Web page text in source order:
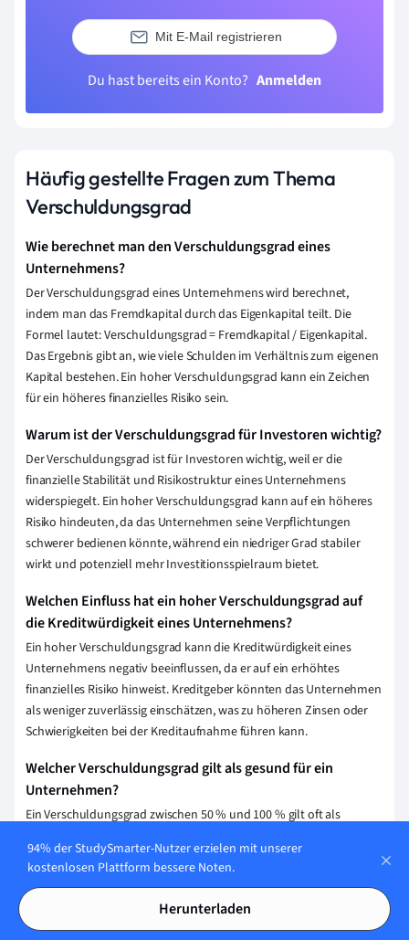
Mit E-Mail registrieren
Du hast bereits ein Konto? Anmelden
Häufig gestellte Fragen zum Thema
Verschuldungsgrad
Wie berechnet man den Verschuldungsgrad eines
Unternehmens?
Der Verschuldungsgrad eines Unternehmens wird berechnet,
indem man das Fremdkapital durch das Eigenkapital teilt. Die
Formel lautet: Verschuldungsgrad = Fremdkapital / Eigenkapital.
Das Ergebnis gibt an, wie viele Schulden im Verhältnis zum eigenen
Kapital bestehen. Ein hoher Verschuldungsgrad kann ein Zeichen
für ein höheres finanzielles Risiko sein.
Warum ist der Verschuldungsgrad für Investoren wichtig?
Der Verschuldungsgrad ist für Investoren wichtig, weil er die
finanzielle Stabilität und Risikostruktur eines Unternehmens
widerspiegelt. Ein hoher Verschuldungsgrad kann auf ein höheres
Risiko hindeuten, da das Unternehmen seine Verpflichtungen
schwerer bedienen könnte, während ein niedriger Grad stabiler
wirkt und potenziell mehr Investitionsspielraum bietet.
Welchen Einfluss hat ein hoher Verschuldungsgrad auf
die Kreditwürdigkeit eines Unternehmens?
Ein hoher Verschuldungsgrad kann die Kreditwürdigkeit eines
Unternehmens negativ beeinflussen, da er auf ein erhöhtes
finanzielles Risiko hinweist. Kreditgeber könnten das Unternehmen
als weniger zuverlässig einschätzen, was zu höheren Zinsen oder
Schwierigkeiten bei der Kreditaufnahme führen kann.
Welcher Verschuldungsgrad gilt als gesund für ein
Unternehmen?
Ein Verschuldungsgrad zwischen 50 % und 100 % gilt oft als
Fremdkapital widerspiegelt. Optimal hängt der Wert jedoch von der
Branche, dem Geschäftsmodell und den spezifischen Risikoprofilen
des Unternehmens ab.
Wie kann ein Unternehmen seinen Verschuldungsgrad
94% der StudySmarter-Nutzer erzielen mit unserer
kostenlosen Plattform bessere Noten.
Herunterladen